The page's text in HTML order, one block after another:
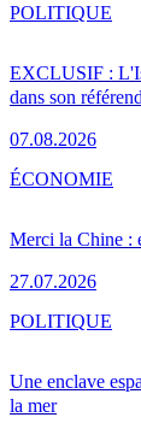
EXCLUSIF :
dans son
07.08.2026
POLITIQUE
Merci la Chine :
27.07.2026
ÉCONOMIE
Une enclave
la mer
POLITIQUE